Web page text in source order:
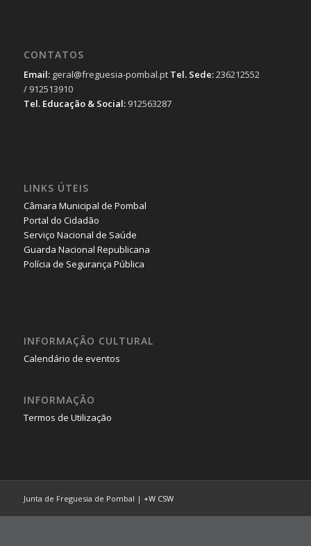
CONTATOS
Email:geral@freguesia-pombal.pt Tel. Sede:236212552
/ 912513910
Tel. Educação & Social: 912563287
LINKS ÚTEIS
Câmara Municipal de Pombal
Portal do Cidadão
Serviço Nacional de Saúde
Guarda Nacional Republicana
Polícia de Segurança Pública
INFORMAÇÃO CULTURAL
Calendário de eventos
INFORMAÇÃO
Termos de Utilização
Junta de Freguesia de Pombal | +W CSW